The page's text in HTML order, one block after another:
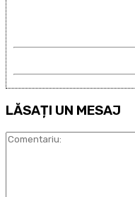
LĂSAȚI UN MESAJ